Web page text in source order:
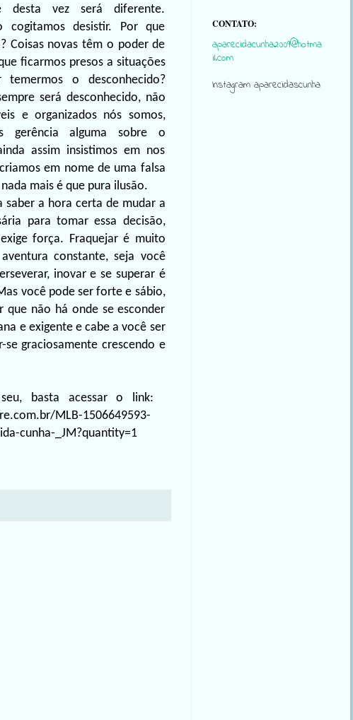
desta vez será diferente.
cogitamos desistir. Por que
Coisas novas têm o poder de
ficarmos presos a situações
temermos o desconhecido?
será desconhecido, não
e organizados nós somos,
gerência alguma sobre o
assim insistimos em nos
em nome de uma falsa
mais é que pura ilusão.
saber a hora certa de mudar a
para tomar essa decisão,
força. Fraquejar é muito
constante, seja você
inovar e se superar é
você pode ser forte e sábio,
que não há onde se esconder
e exigente e cabe a você ser
graciosamente crescendo e
basta acessar o link:
MLB-1506649593-
cunha-_JM?quantity=1
CONTATO:
aparecidacunha2009@hotma
il.com
Instagram aparecidascunha